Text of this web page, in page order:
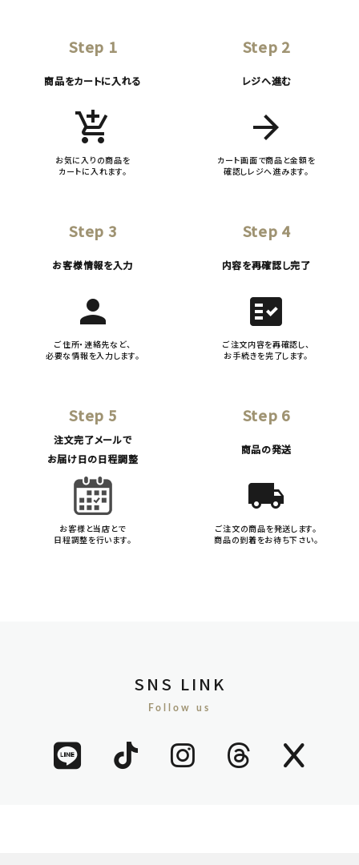
Step 1
商品をカートに入れる
add_shopping_cart
お気に入りの商品を
カートに入れます。
Step 2
レジへ進む
arrow_forward
カート画面で商品と金額を
確認しレジへ進みます。
Step 3
お客様情報を入力
person
ご住所・連絡先など、
必要な情報を入力します。
Step 4
内容を再確認し完了
fact_check
ご注文内容を再確認し、
お手続きを完了します。
Step 5
注文完了メールで
お届け日の日程調整
お客様と当店とで
日程調整を行います。
Step 6
商品の発送
local_shipping
ご注文の商品を発送します。
商品の到着をお待ち下さい。
SNS LINK
Follow us